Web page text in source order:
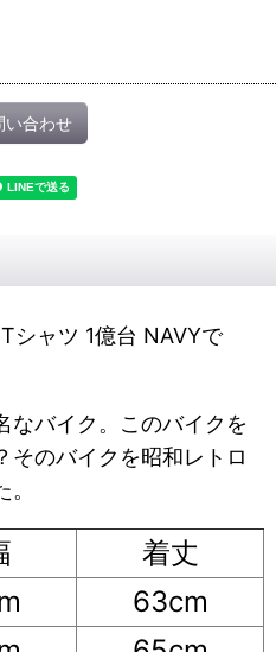
い合わせ
シャツ 1億台 NAVYで
なバイク。このバイクを
そのバイクを昭和レトロ
着丈
63cm